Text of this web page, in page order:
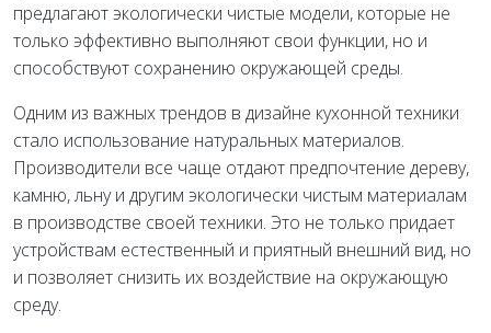
предлагают экологически чистые модели, которые не
только эффективно выполняют свои функции, но и
способствуют сохранению окружающей среды.
Одним из важных трендов в дизайне кухонной техники
стало использование натуральных материалов.
Производители все чаще отдают предпочтение дереву,
камню, льну и другим экологически чистым материалам
в производстве своей техники. Это не только придает
устройствам естественный и приятный внешний вид, но
и позволяет снизить их воздействие на окружающую
среду.